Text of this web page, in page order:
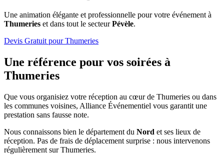
Une animation élégante et professionnelle pour votre événement à
Thumeries et dans tout le secteurPévèle.
Devis Gratuit pourThumeries
Une référence pour vos soirées à
Thumeries
Que vous organisiez votre réception au cœur de Thumeries ou dans
les communes voisines, Alliance Événementiel vous garantit une
prestation sans fausse note.
Nous connaissons bien le département du Nord et ses lieux de
réception. Pas de frais de déplacement surprise : nous intervenons
régulièrement surThumeries.